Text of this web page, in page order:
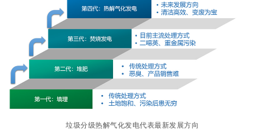
垃圾分级热解气化发电代表最新发展方向